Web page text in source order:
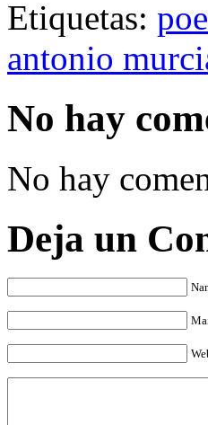
Etiquetas:
antonio
No hay
No hay
Deja un